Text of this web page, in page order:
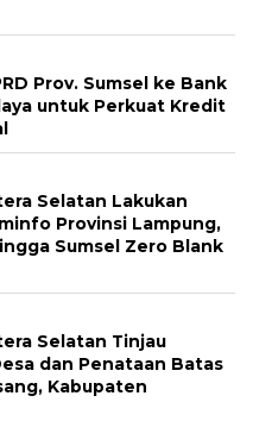
Prov. Sumsel ke Bank
untuk Perkuat Kredit
Selatan Lakukan
Provinsi Lampung,
Sumsel Zero Blank
Selatan Tinjau
dan Penataan Batas
Kabupaten